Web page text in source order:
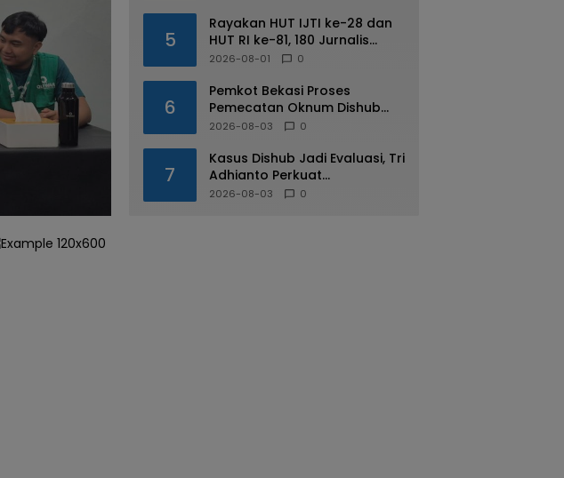
5
Rayakan HUT IJTI ke-28 dan
HUT RI ke-81, 180 Jurnalis
Jabodetabek Adu di IJTI
2026-08-01 0
6
Pemkot Bekasi Proses
Pemecatan Oknum Dishub
Yang Diduga Lakukan Pungli
2026-08-03 0
7
Kasus Dishub Jadi Evaluasi, Tri
Adhianto Perkuat
Pengawasan Aparatur
2026-08-03 0